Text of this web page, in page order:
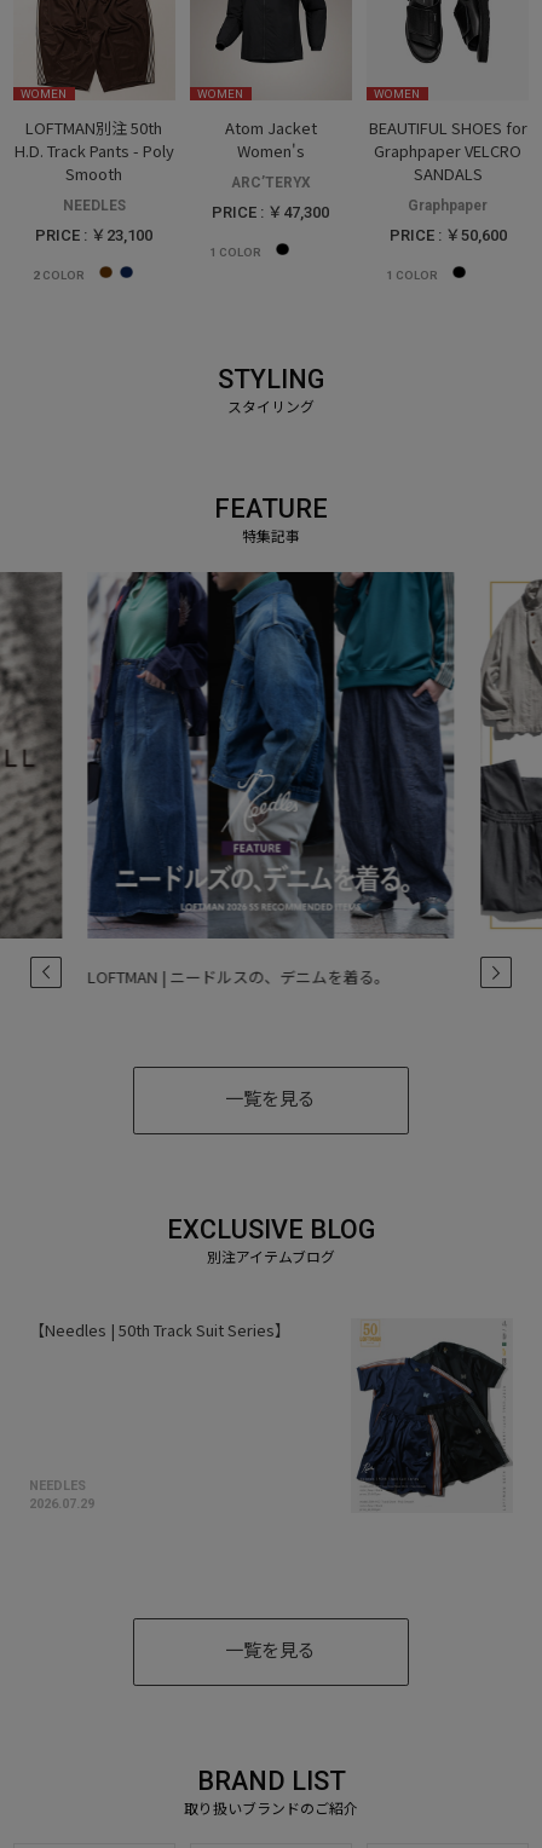
WOMEN
LOFTMAN別注 50th
H.D. Track Pants - Poly
Smooth
NEEDLES
PRICE : ￥23,100
2 COLOR
WOMEN
Atom Jacket
Women's
ARC’TERYX
PRICE : ￥47,300
1 COLOR
WOMEN
BEAUTIFUL SHOES for
Graphpaper VELCRO
SANDALS
Graphpaper
PRICE : ￥50,600
1 COLOR
STYLING
FEATURE
LOFTMAN | ニードルスの、デニムを着る。
一覧を見る
EXCLUSIVE BLOG
【Needles | 50th Track Suit Series】
NEEDLES
2026.07.29
一覧を見る
BRAND LIST